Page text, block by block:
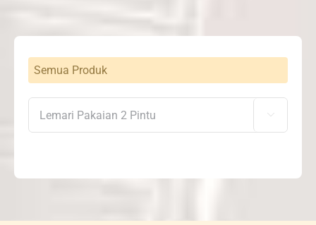
Semua Produk
